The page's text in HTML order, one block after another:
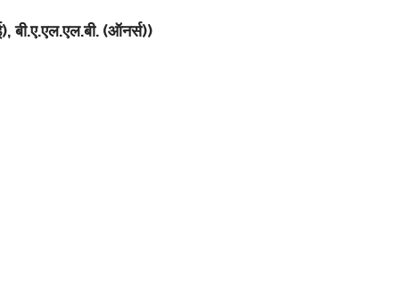
बी.ए.एल.एल.बी. (ऑनर्स))